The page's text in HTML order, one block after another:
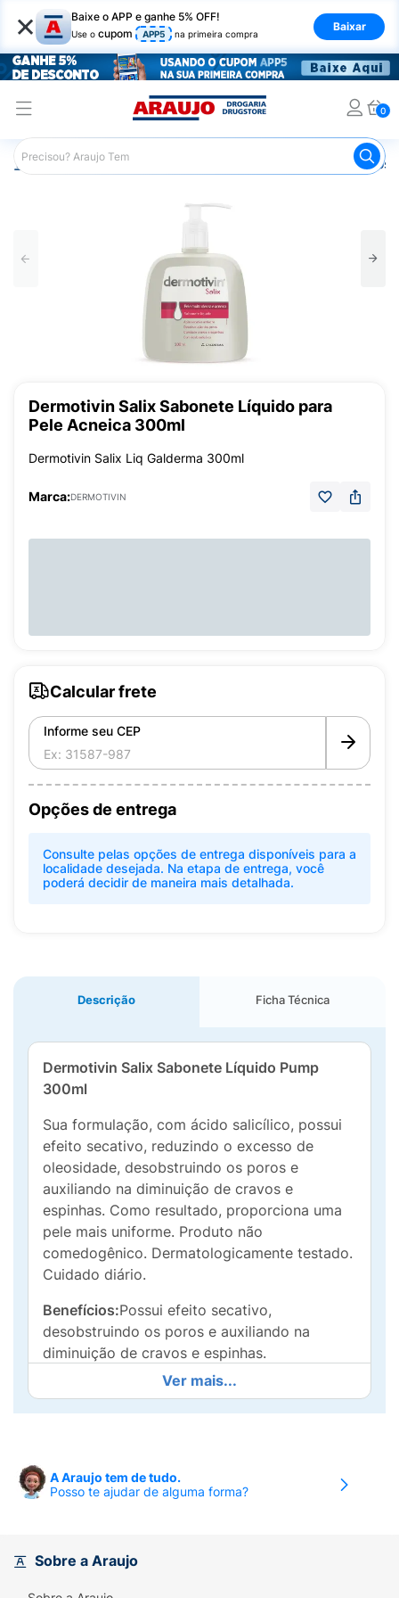
× Baixe o APP e ganhe 5% OFF!
Use o cupom APP5 na primeira compra
Baixar
0
Araujo Dermocosméticos Dermocosméticos para o
Dermotivin Salix Sabonete Líquido para
Pele Acneica 300ml
Dermotivin Salix Liq Galderma 300ml
Marca:DERMOTIVIN
Calcular frete
Informe seu CEP
Opções de entrega
Consulte pelas opções de entrega disponíveis para a
localidade desejada. Na etapa de entrega, você
poderá decidir de maneira mais detalhada.
Descrição Ficha Técnica
Dermotivin Salix Sabonete Líquido Pump
300ml
Sua formulação, com ácido salicílico, possui
efeito secativo, reduzindo o excesso de
oleosidade, desobstruindo os poros e
auxiliando na diminuição de cravos e
espinhas. Como resultado, proporciona uma
pele mais uniforme. Produto não
comedogênico. Dermatologicamente testado.
Cuidado diário.
Benefícios:Possui efeito secativo,
desobstruindo os poros e auxiliando na
diminuição de cravos e espinhas.
Pele muito oleosa e acneica.
suaves movimentos circulares. Enxágue por
completo. Use de uma a duas vezes ao dia ou
o produto longe do alcance das crianças. Se
ocorrer irritação, interrompa o uso. Em caso
Ver mais...
A Araujo tem de tudo.
Posso te ajudar de alguma forma?
Sobre a Araujo